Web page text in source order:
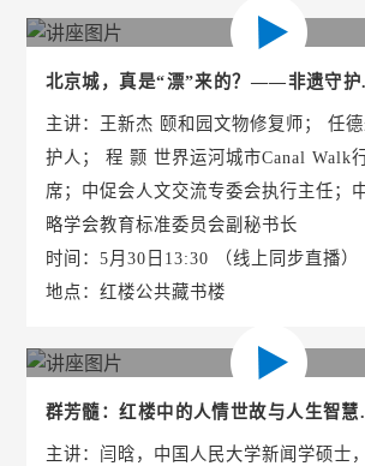
北京城，真是“漂”来的？——非遗守护
主讲：王新杰 颐和园文物修复师； 任
护人； 程 颢 世界运河城市Canal Walk
席；中促会人文交流专委会执行主任；
略学会教育标准委员会副秘书长
时间：5月30日13:30 （线上同步直播）
地点：红楼公共藏书楼
群芳髓：红楼中的人情世故与人生智慧
主讲：闫晗，中国人民大学新闻学硕士